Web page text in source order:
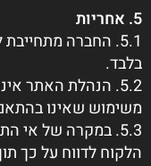
5. אחריות
5.1. החברה
בלבד.
5.2. הנהלת האתר
משימוש שאינו
5.3. במקרה של אי
הלקוח לדווח על כך תוך 24 שעות ממועד קבלת